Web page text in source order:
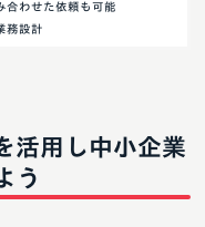
合わせた依頼も可能
務設計
活用し中小企業
う